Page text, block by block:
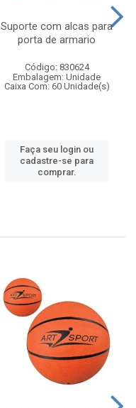
Suporte com alcas para
porta de armario
Código: 830624
Embalagem: Unidade
Caixa Com: 60 Unidade(s)
Faça seu login ou
cadastre-se para
comprar.